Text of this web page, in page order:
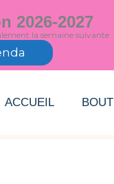
2026-2027
la semaine suivante
ACCUEIL